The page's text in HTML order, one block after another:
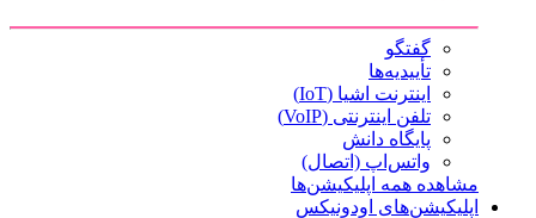
گفتگو
تأییدیه‌ها
اینترنت اشیا (IoT)
تلفن اینترنتی (VoIP)
پایگاه دانش
واتس‌اپ (اتصال)
مشاهده همه اپلیکیشن‌ها
اپلیکیشن‌های اودونیکس